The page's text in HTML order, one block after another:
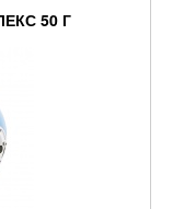
50 Г